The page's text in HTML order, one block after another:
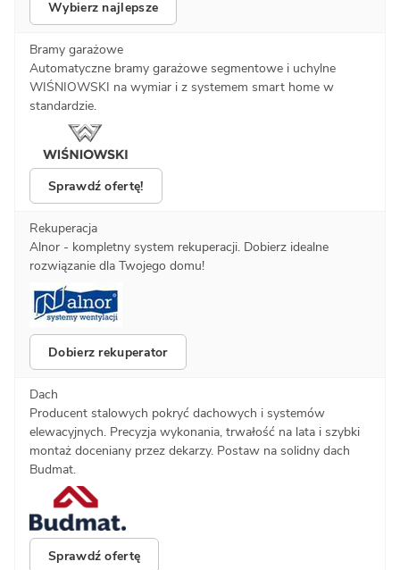
Wybierz najlepsze
Bramy garażowe
Automatyczne bramy garażowe segmentowe i uchylne
WIŚNIOWSKI na wymiar i z systemem smart home w
standardzie.
Sprawdź ofertę!
Rekuperacja
Alnor - kompletny system rekuperacji. Dobierz idealne
rozwiązanie dla Twojego domu!
Dobierz rekuperator
Dach
Producent stalowych pokryć dachowych i systemów
elewacyjnych. Precyzja wykonania, trwałość na lata i szybki
montaż doceniany przez dekarzy. Postaw na solidny dach
Budmat.
Sprawdź ofertę